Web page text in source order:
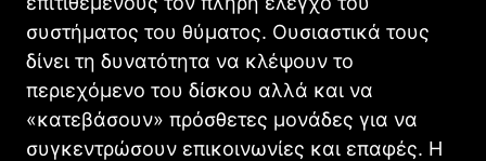
συστήματος του θύματος. Ουσιαστικά τους
δίνει τη δυνατότητα να κλέψουν το
περιεχόμενο του δίσκου αλλά και να
«κατεβάσουν» πρόσθετες μονάδες για να
συγκεντρώσουν επικοινωνίες και επαφές. Η